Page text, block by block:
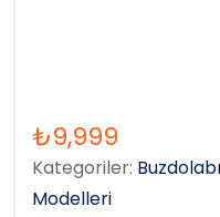
₺9,999
Kategoriler: Buzdolabı
Modelleri